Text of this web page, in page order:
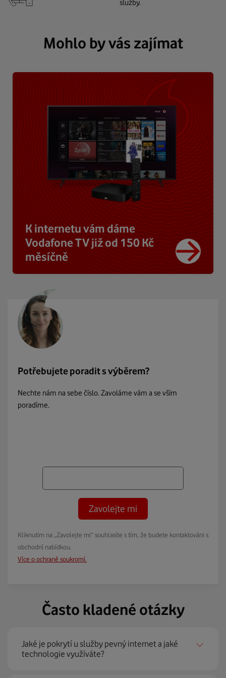
služby.
Mohlo by vás zajímat
K internetu vám dáme
Vodafone TV již od 150 Kč
měsíčně
Potřebujete poradit s výběrem?
Nechte nám na sebe číslo. Zavoláme vám a se vším
poradíme.
Zavolejte mi
Kliknutím na „Zavolejte mi“ souhlasíte s tím, že budete kontaktováni s
obchodní nabídkou.
Více o ochraně soukromí.
Často kladené otázky
Jaké je pokrytí u služby pevný internet a jaké
technologie využíváte?